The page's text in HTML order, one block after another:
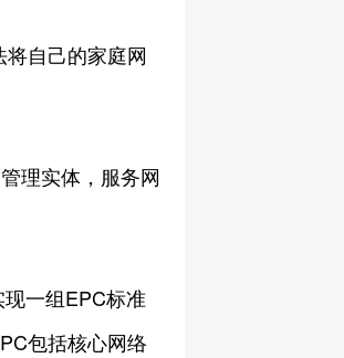
自己的家庭网
理实体，服务网
一组EPC标准
包括核心网络